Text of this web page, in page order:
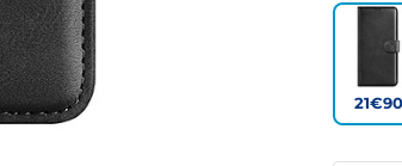
21€90